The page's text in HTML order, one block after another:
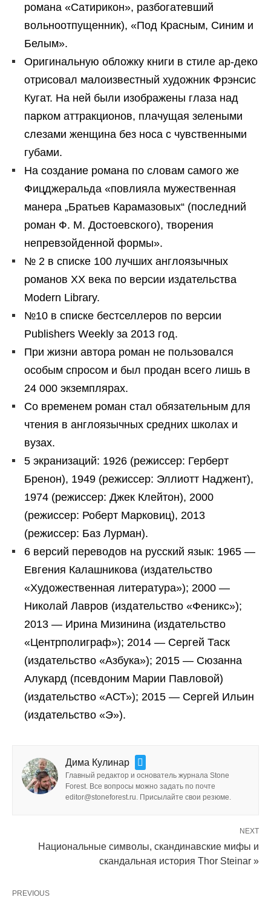
романа «Сатирикон», разбогатевший
вольноотпущенник), «Под Красным, Синим и
Белым».
Оригинальную обложку книги в стиле ар-деко
отрисовал малоизвестный художник Фрэнсис
Кугат. На ней были изображены глаза над
парком аттракционов, плачущая зелеными
слезами женщина без носа с чувственными
губами.
На создание романа по словам самого же
Фицджеральда «повлияла мужественная
манера „Братьев Карамазовых“ (последний
роман Ф. М. Достоевского), творения
непревзойденной формы».
№ 2 в списке 100 лучших англоязычных
романов XX века по версии издательства
Modern Library.
№10 в списке бестселлеров по версии
Publishers Weekly за 2013 год.
При жизни автора роман не пользовался
особым спросом и был продан всего лишь в
24 000 экземплярах.
Со временем роман стал обязательным для
чтения в англоязычных средних школах и
вузах.
5 экранизаций: 1926 (режиссер: Герберт
Бренон), 1949 (режиссер: Эллиотт Наджент),
1974 (режиссер: Джек Клейтон), 2000
(режиссер: Роберт Марковиц), 2013
(режиссер: Баз Лурман).
6 версий переводов на русский язык: 1965 —
Евгения Калашникова (издательство
«Художественная литература»); 2000 —
Николай Лавров (издательство «Феникс»);
2013 — Ирина Мизинина (издательство
«Центрполиграф»); 2014 — Сергей Таск
(издательство «Азбука»); 2015 — Сюзанна
Алукард (псевдоним Марии Павловой)
(издательство «АСТ»); 2015 — Сергей Ильин
(издательство «Э»).
Дима Кулинар
Главный редактор и основатель журнала Stone
Forest. Все вопросы можно задать по почте
editor@stoneforest.ru. Присылайте свои резюме.
NEXT
Национальные символы, скандинавские мифы и
скандальная история Thor Steinar »
PREVIOUS